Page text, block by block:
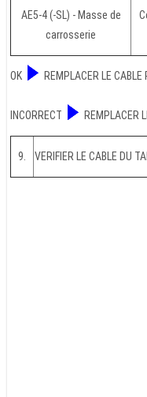
AE5-4 (-SL) - Masse de
carrosserie
OK REMPLACER LE
INCORRECT REMPLACER
9. VERIFIER LE CABLE DU